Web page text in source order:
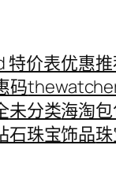
特价表优惠
码
未分类海淘
石珠宝饰品